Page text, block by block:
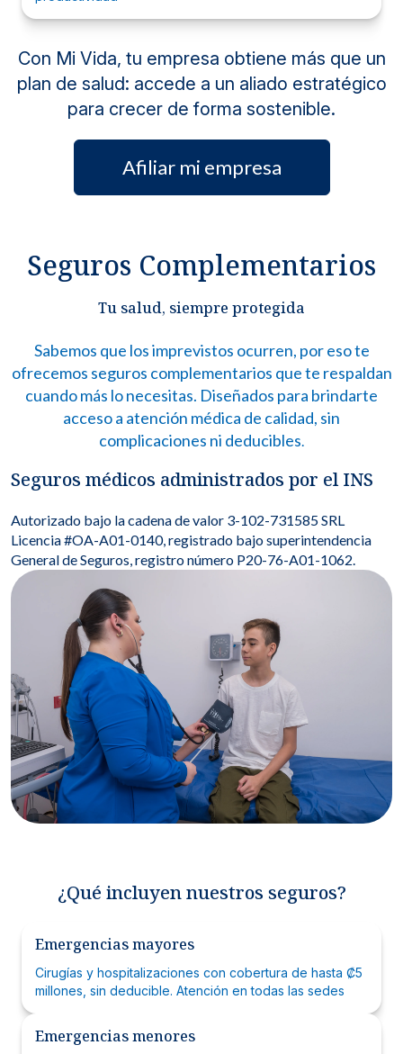
Parqueo.
disfrutar este beneficio anual.
Parqueo.
disfrutar este beneficio anual.
Con Mi Vida, tu empresa obtiene más que un
plan de salud: accede a un aliado estratégico
para crecer de forma sostenible.
Afiliar mi empresa
Seguros Complementarios
Tu salud, siempre protegida
Sabemos que los imprevistos ocurren, por eso te
ofrecemos seguros complementarios que te respaldan
cuando más lo necesitas. Diseñados para brindarte
acceso a atención médica de calidad, sin
complicaciones ni deducibles.
Seguros médicos administrados por el INS
Autorizado bajo la cadena de valor 3-102-731585 SRL
Licencia #OA-A01-0140, registrado bajo superintendencia
General de Seguros, registro número P20-76-A01-1062.
¿Qué incluyen nuestros seguros?
Emergencias mayores
Cirugías y hospitalizaciones con cobertura de hasta ₡5
millones, sin deducible. Atención en todas las sedes
Emergencias menores